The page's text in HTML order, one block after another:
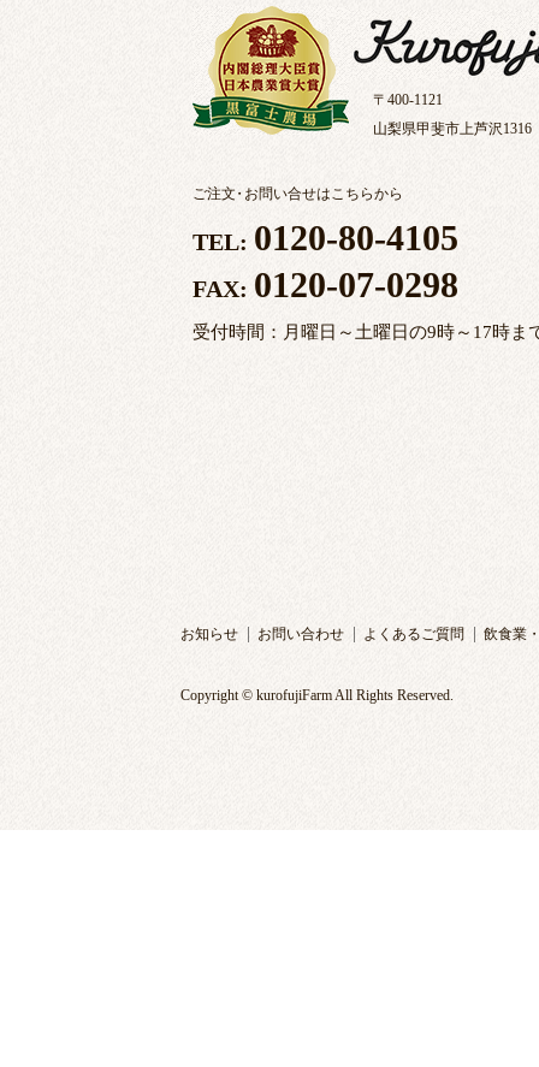
〒400-1121
山梨県甲斐市上芦沢1316
ご注文・お問い合せはこちらから
TEL: 0120-80-4105
FAX: 0120-07-0298
受付時間：月曜日～土曜日の9時～17時ま
お知らせ お問い合わせ よくあるご質問 飲食業
Copyright © kurofujiFarm All Rights Reserved.